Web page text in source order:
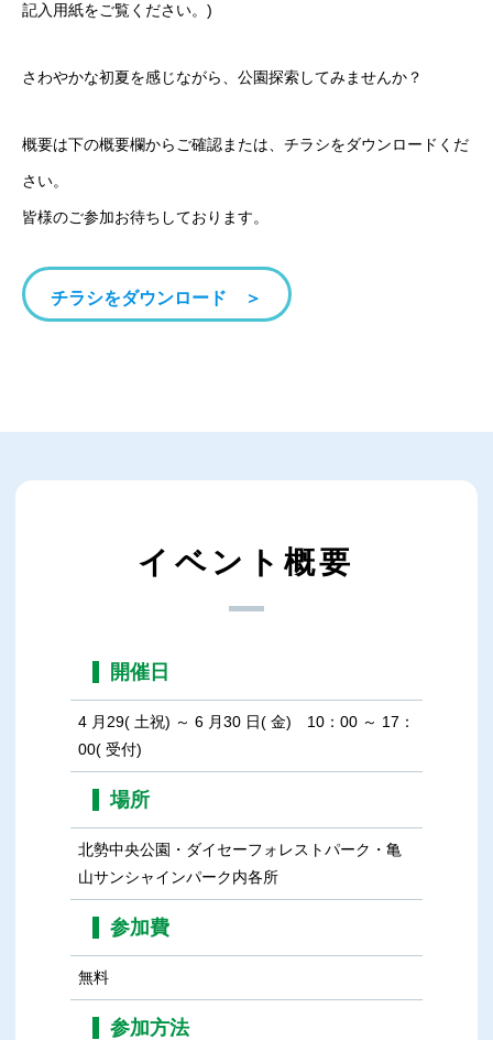
記入用紙をご覧ください。)
さわやかな初夏を感じながら、公園探索してみませんか？
概要は下の概要欄からご確認または、チラシをダウンロードくだ
さい。
皆様のご参加お待ちしております。
チラシをダウンロード ＞
イベント概要
開催日
4 月29( 土祝) ～ 6 月30 日( 金) 10：00 ～ 17：
00( 受付)
場所
北勢中央公園・ダイセーフォレストパーク・亀
山サンシャインパーク内各所
参加費
無料
参加方法